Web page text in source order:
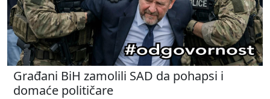
Građani BiH zamolili SAD da pohapsi i
domaće političare